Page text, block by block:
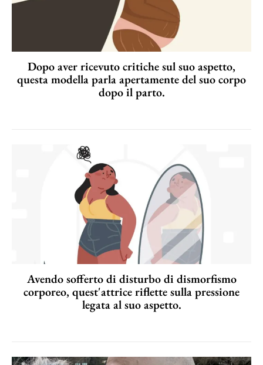
Dopo aver ricevuto critiche sul suo aspetto,
questa modella parla apertamente del suo corpo
dopo il parto.
Avendo sofferto di disturbo di dismorfismo
corporeo, quest'attrice riflette sulla pressione
legata al suo aspetto.